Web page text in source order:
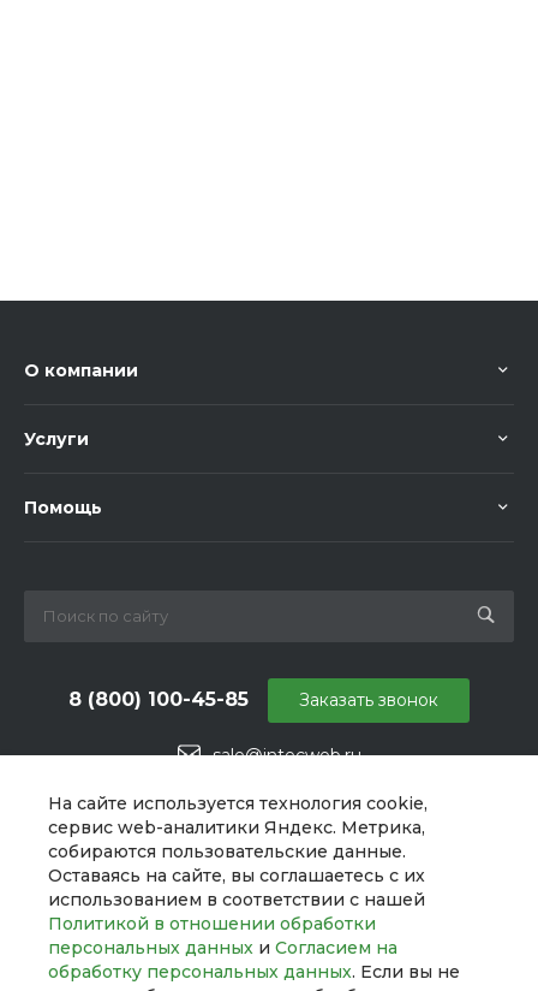
На сайте используется технология cookie,
сервис web-аналитики Яндекс. Метрика,
собираются пользовательские данные.
Оставаясь на сайте, вы соглашаетесь с их
использованием в соответствии с нашей
Политикой в отношении обработки
персональных данных и Согласием на
обработку персональных данных. Если вы не
О компании
Услуги
Помощь
sale@intecweb.ru
8 (800) 100-45-85
г. Челябинск, ул. Свободы, д. 93, оф. 6
Заказать звонок